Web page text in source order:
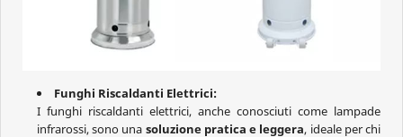
Funghi Riscaldanti Elettrici:
I funghi riscaldanti elettrici, anche conosciuti come lampade
infrarossi, sono una soluzione pratica e leggera, ideale per chi